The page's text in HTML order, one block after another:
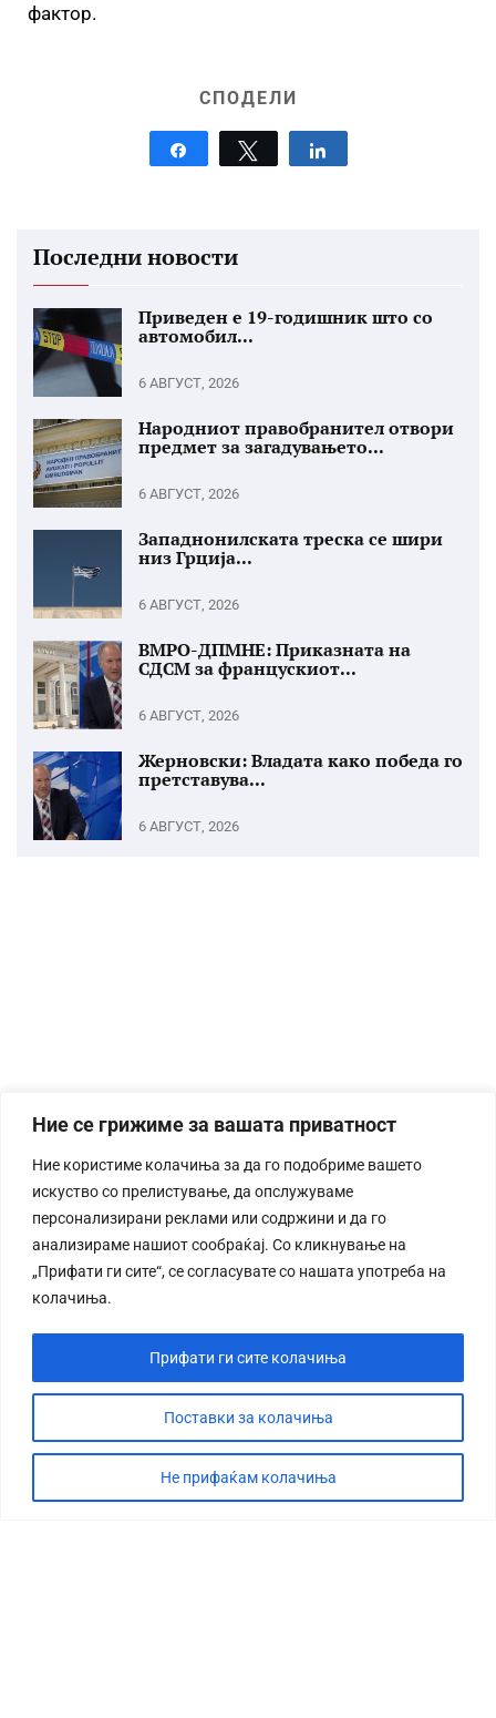
Ние се грижиме за вашата приватност
Ние користиме колачиња за да го подобриме вашето
искуство со прелистување, да опслужуваме
персонализирани реклами или содржини и да го
анализираме нашиот сообраќај. Со кликнување на
„Прифати ги сите“, се согласувате со нашата употреба на
колачиња.
Поставки за колачиња
Не прифаќам колачиња
Прифати ги сите колачиња
фактор.
СПОДЕЛИ
Tweet
Последни новости
Приведен е 19-годишник што со
автомобил...
6 АВГУСТ, 2026
Народниот правобранител отвори
предмет за загадувањето...
6 АВГУСТ, 2026
Западнонилската треска се шири
низ Грција...
6 АВГУСТ, 2026
ВМРО-ДПМНЕ: Приказната на
СДСМ за францускиот...
6 АВГУСТ, 2026
Жерновски: Владата како победа го
претставува...
6 АВГУСТ, 2026